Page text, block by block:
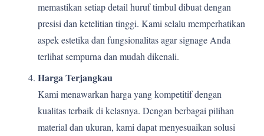
memastikan setiap detail huruf timbul dibuat dengan
presisi dan ketelitian tinggi. Kami selalu memperhatikan
aspek estetika dan fungsionalitas agar signage Anda
terlihat sempurna dan mudah dikenali.
Harga Terjangkau
Kami menawarkan harga yang kompetitif dengan
kualitas terbaik di kelasnya. Dengan berbagai pilihan
material dan ukuran, kami dapat menyesuaikan solusi